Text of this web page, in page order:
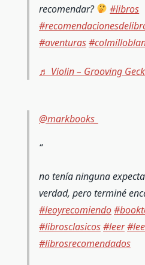
recomendar?
#libros
#aventuras
♬ Violin – Grooving
@markbooks_
no tenía ninguna
verdad, pero terminé
#leoyrecomiendo
#librosclasicos#leer
#librosrecomendados